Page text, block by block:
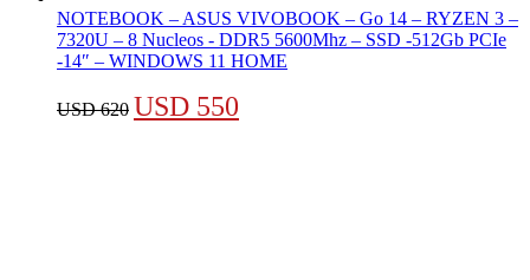
NOTEBOOK – ASUS VIVOBOOK – Go 14 – RYZEN 3 –
7320U – 8 Nucleos - DDR5 5600Mhz – SSD -512Gb PCIe
-14″ – WINDOWS 11 HOME
USD620 El
USD 550